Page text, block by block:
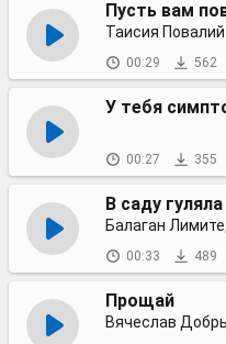
Пусть вам
Таисия Повалий
00:29 562
У тебя
00:27 355
В саду гуляла
Балаган
00:33 489
Прощай
Вячеслав